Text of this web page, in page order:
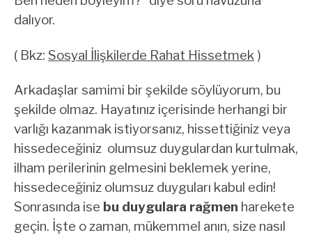
dalıyor.
( Bkz: Sosyal İlişkilerde Rahat Hissetmek )
Arkadaşlar samimi bir şekilde söylüyorum, bu
şekilde olmaz. Hayatınız içerisinde herhangi bir
varlığı kazanmak istiyorsanız, hissettiğiniz veya
hissedeceğiniz olumsuz duygulardan kurtulmak,
ilham perilerinin gelmesini beklemek yerine,
hissedeceğiniz olumsuz duyguları kabul edin!
Sonrasında ise bu duygulara rağmen harekete
geçin. İşte o zaman, mükemmel anın, size nasıl